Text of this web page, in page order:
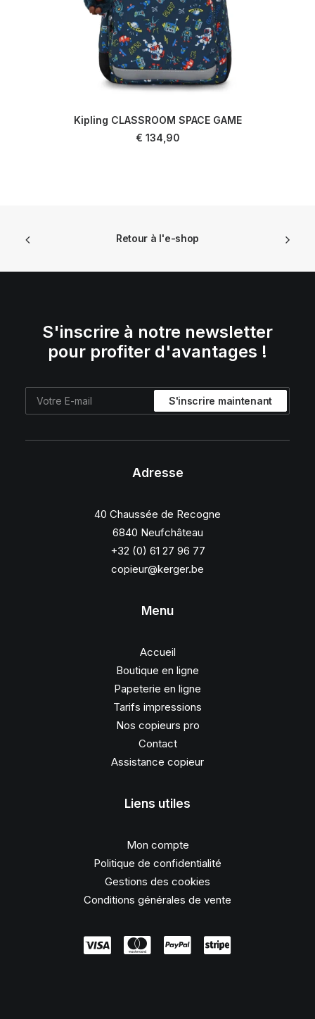
Kipling CLASSROOM SPACE GAME
€ 134,90
Retour à l'e-shop
S'inscrire à notre newsletter
pour profiter d'avantages !
Adresse
40 Chaussée de Recogne
6840 Neufchâteau
+32 (0) 61 27 96 77
copieur@kerger.be
Menu
Accueil
Boutique en ligne
Papeterie en ligne
Tarifs impressions
Nos copieurs pro
Contact
Assistance copieur
Liens utiles
Mon compte
Politique de confidentialité
Gestions des cookies
Conditions générales de vente